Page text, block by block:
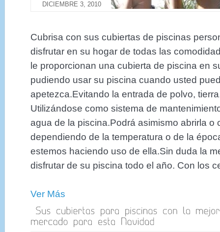
DICIEMBRE 3, 2010
Cubrisa con sus cubiertas de piscinas
disfrutar en su hogar de todas las
le proporcionan una cubierta de piscina en
pudiendo usar su piscina cuando usted
apetezca.Evitando la entrada de polvo,
Utilizándose como sistema de
agua de la piscina.Podrá asimismo abrirla o
dependiendo de la temperatura o de la
estemos haciendo uso de ella.Sin duda la
disfrutar de su piscina todo el año. Con los
Ver Más